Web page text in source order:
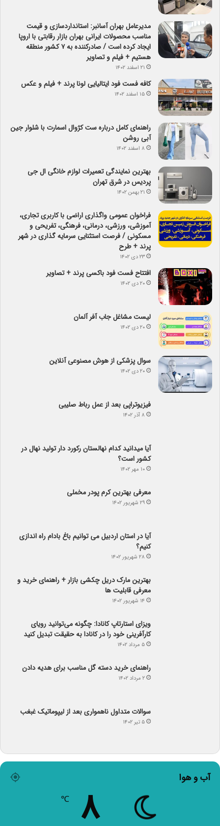
مدیرعامل بهران آسانبر: استانداردسازی و قیمت
مناسب محصولات ایرانی بهران بازار رقابتی با اروپا
ایجاد کرده است / صادرکننده به ۷ کشور منطقه
هستیم + فیلم و تصاویر
۲۱ اسفند ۱۴۰۲
کافه فست فود ایتالیایی لونا پرند + فیلم و عکس
۱۵ اسفند ۱۴۰۲
راهنمای کامل درباره ست کژوال اسمارت با شلوار جین
آبی روشن
۸ اسفند ۱۴۰۲
بهترین نمایندگی تعمیرات لوازم خانگی ال جی
پردیس در شرق تهران
۲۱ بهمن ۱۴۰۲
فراخوان عمومی واگذاری اراضی با کاربری تجاری،
آموزشی، ورزشی، درمانی، فرهنگی، تفریحی و
مسکونی / فرصت استثنایی سرمایه گذاری در شهر
پرند + طرح
۲۳ دی ۱۴۰۲
افتتاح فست فود باکسی پرند + تصاویر
۲۰ دی ۱۴۰۲
لیست مشاغل جاب آفر آلمان
۲۰ دی ۱۴۰۲
سوال پزشکی از هوش مصنوعی آنلاین
۲۰ دی ۱۴۰۲
فیزیوتراپی بعد از عمل رباط صلیبی
۸ آذر ۱۴۰۲
کشور است؟
۱۰ مهر ۱۴۰۲
معرفی بهترین کرم پودر مخملی
آیا در استان اردبیل می توانیم باغ بادام راه اندازی
کنیم؟
بهترین مارک دریل چکشی بازار + راهنمای خرید و
معرفی قابلیت ها
۱۴ شهریور ۱۴۰۲
ویزای استارتاپ کانادا: چگونه می‌توانید رویای
کارآفرینی خود را در کانادا به حقیقت تبدیل کنید
۵ مرداد ۱۴۰۲
۵ تیر ۱۴۰۲
آب و هوا
۸
۸º - ۸º